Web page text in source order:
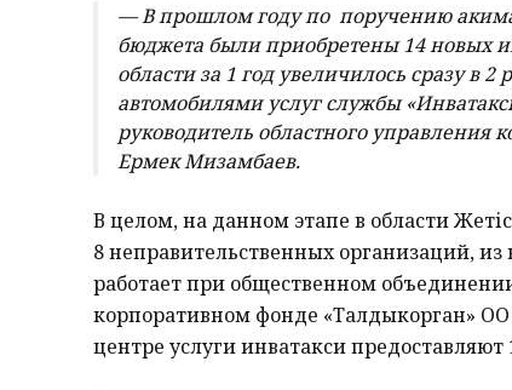
— В прошлом году по поручению акима
бюджета были приобретены 14 новых
области за 1 год увеличилось сразу в
автомобилями услуг службы
руководитель областного
Ермек Мизамбаев.
В целом, на данном этапе в области
8 неправительственных организаций,
работает при общественном
корпоративном фонде «Талдыкорган» ОО
центре услуги инватакси